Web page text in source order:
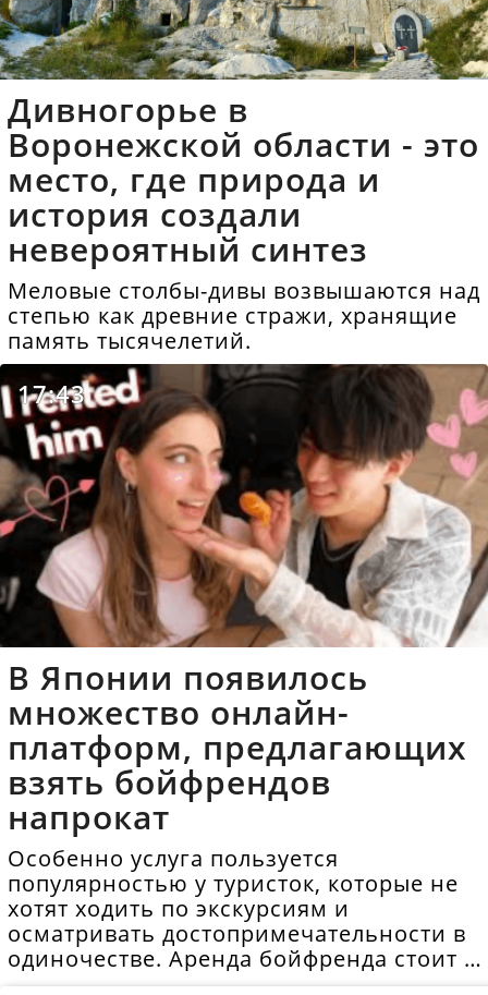
Дивногорье в
Воронежской области - это
место, где природа и
история создали
невероятный синтез
Меловые столбы-дивы возвышаются над
степью как древние стражи, хранящие
память тысячелетий.
17:43
В Японии появилось
множество онлайн-
платформ, предлагающих
взять бойфрендов
напрокат
Особенно услуга пользуется
популярностью у туристок, которые не
хотят ходить по экскурсиям и
осматривать достопримечательности в
одиночестве. Аренда бойфренда стоит в